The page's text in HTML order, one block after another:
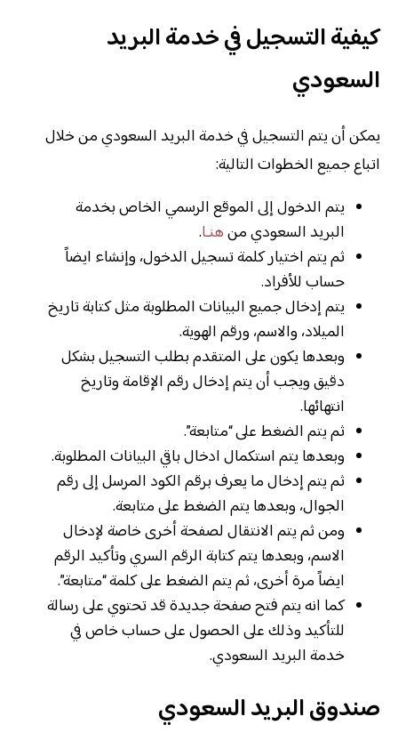
كيفية التسجيل في خدمة البريد
السعودي
يمكن أن يتم التسجيل في خدمة البريد السعودي من خلال
اتباع جميع الخطوات التالية:
يتم الدخول إلى الموقع الرسمي الخاص بخدمة
البريد السعودي منهنـا.
ثم يتم اختيار كلمة تسجيل الدخول، وإنشاء ايضاً
حساب للأفراد.
يتم إدخال جميع البيانات المطلوبة مثل كتابة تاريخ
الميلاد، والاسم، ورقم الهوية.
وبعدها يكون على المتقدم بطلب التسجيل بشكل
دقيق ويجب أن يتم إدخال رقم الإقامة وتاريخ
انتهائها.
ثم يتم الضغط على “متابعة”.
وبعدها يتم استكمال ادخال باقي البيانات المطلوبة.
ثم يتم إدخال ما يعرف برقم الكود المرسل إلى رقم
الجوال، وبعدها يتم الضغط على متابعة.
ومن ثم يتم الانتقال لصفحة أخرى خاصة لإدخال
الاسم، وبعدها يتم كتابة الرقم السري وتأكيد الرقم
ايضاً مرة أخرى، ثم يتم الضغط على كلمة “متابعة”.
كما انه يتم فتح صفحة جديدة قد تحتوي على رسالة
للتأكيد وذلك على الحصول على حساب خاص في
خدمة البريد السعودي.
صندوق البريد السعودي